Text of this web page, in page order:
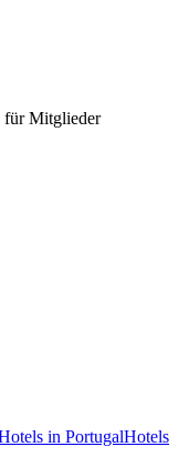
für Mitglieder
in PortugalHotels